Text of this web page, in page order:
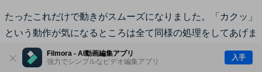
Filmora - AI動画編集アプリ
強力でシンプルなビデオ編集アプリ
入手
たったこれだけで動きがスムーズになりました。「カクッ」
という動作が気になるところは全て同様の処理をしてあげま
しょう。